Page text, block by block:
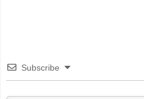
Subscribe